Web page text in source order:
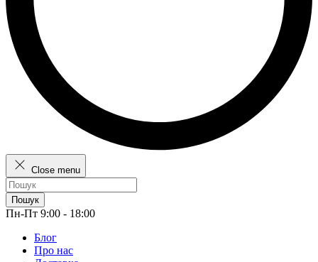
Close menu
Пошук
Пн-Пт 9:00 - 18:00
Блог
Про нас